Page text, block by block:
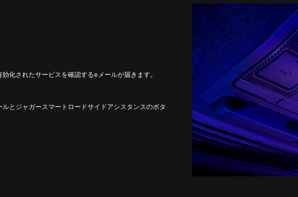
化されたサービスを確認するeメールが届きます。
とジャガースマートロードサイドアシスタンスのボタ